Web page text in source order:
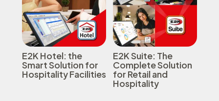
E2K Hotel: the
Smart Solution for
Hospitality Facilities
E2K Suite: The
Complete Solution
for Retail and
Hospitality